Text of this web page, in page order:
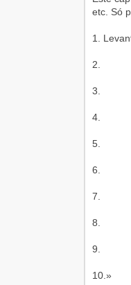
etc. Só
1.
2.
3.
4.
5.
6.
7.
8.
9.
10.»